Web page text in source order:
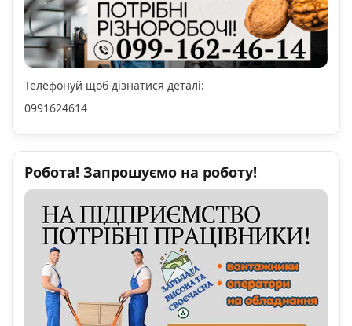
Телефонуй щоб дізнатися деталі:
0991624614
Робота! Запрошуємо на роботу!